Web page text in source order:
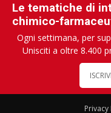
Le tematiche di
chimico-
Ogni settimana, per
Unisciti a oltre 8.400
Privacy